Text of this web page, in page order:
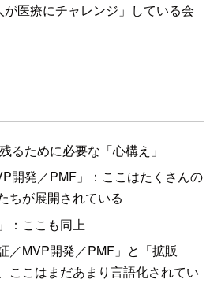
が医療にチャレンジ」している会
るために必要な「心構え」
開発／PMF」：ここはたくさんの
ちが展開されている
：ここも同上
／MVP開発／PMF」と「拡販
ここはまだあまり言語化されてい